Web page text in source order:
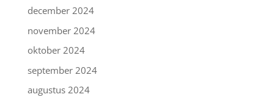
december 2024
november 2024
oktober 2024
september 2024
augustus 2024